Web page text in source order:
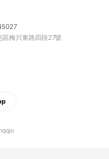
區梅川東路四段27號